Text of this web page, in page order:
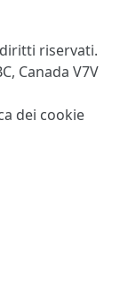
riservati.
Canada V7V
dei cookie